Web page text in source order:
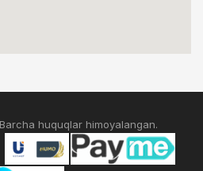
huquqlar himoyalangan.